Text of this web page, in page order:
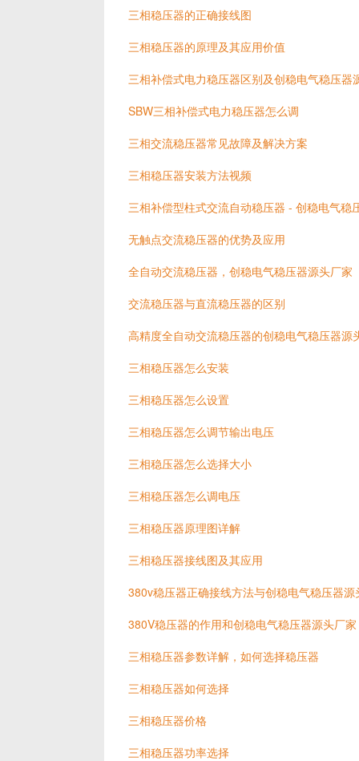
三相稳压器的正确接线图
三相稳压器的原理及其应用价值
三相补偿式电力稳压器区别及创稳电气稳压器
SBW三相补偿式电力稳压器怎么调
三相交流稳压器常见故障及解决方案
三相稳压器安装方法视频
三相补偿型柱式交流自动稳压器 - 创稳电气稳
无触点交流稳压器的优势及应用
全自动交流稳压器，创稳电气稳压器源头厂家
交流稳压器与直流稳压器的区别
高精度全自动交流稳压器的创稳电气稳压器源
三相稳压器怎么安装
三相稳压器怎么设置
三相稳压器怎么调节输出电压
三相稳压器怎么选择大小
三相稳压器怎么调电压
三相稳压器原理图详解
三相稳压器接线图及其应用
380v稳压器正确接线方法与创稳电气稳压器源
380V稳压器的作用和创稳电气稳压器源头厂家
三相稳压器参数详解，如何选择稳压器
三相稳压器如何选择
三相稳压器价格
三相稳压器功率选择